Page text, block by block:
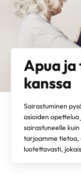
Apua ja
kanssa
Sairastuminen
asioiden
sairastuneelle
tarjoamme tietoa,
luotettavasti,